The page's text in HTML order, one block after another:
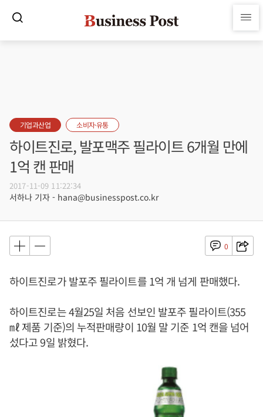
기업과산업 소비자·유통
하이트진로, 발포맥주 필라이트 6개월 만에
1억 캔 판매
2017-11-09 11:22:34
서하나 기자 - hana@businesspost.co.kr
0
하이트진로가 발포주 필라이트를 1억 개 넘게 판매했다.
하이트진로는 4월25일 처음 선보인 발포주 필라이트(355
㎖ 제품 기준)의 누적판매량이 10월 말 기준 1억 캔을 넘어
섰다고 9일 밝혔다.